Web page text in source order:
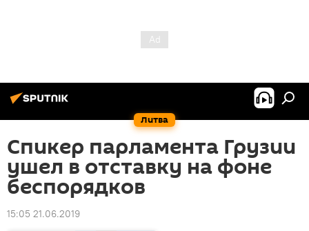
Литва
Спикер парламента Грузии
ушел в отставку на фоне
беспорядков
15:05 21.06.2019